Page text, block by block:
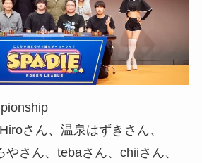
さん、温泉はずきさん、
さん、tebaさん、chiiさん、